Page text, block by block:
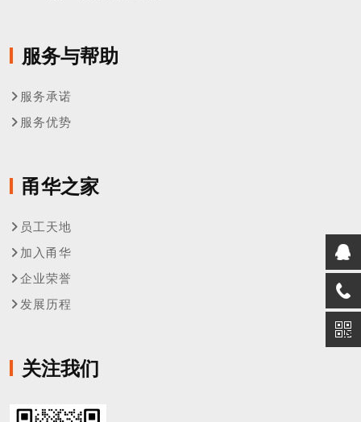
服务与帮助
服务承诺
服务优势
甬华之家
员工天地
加入甬华
企业荣誉
发展历程
关注我们